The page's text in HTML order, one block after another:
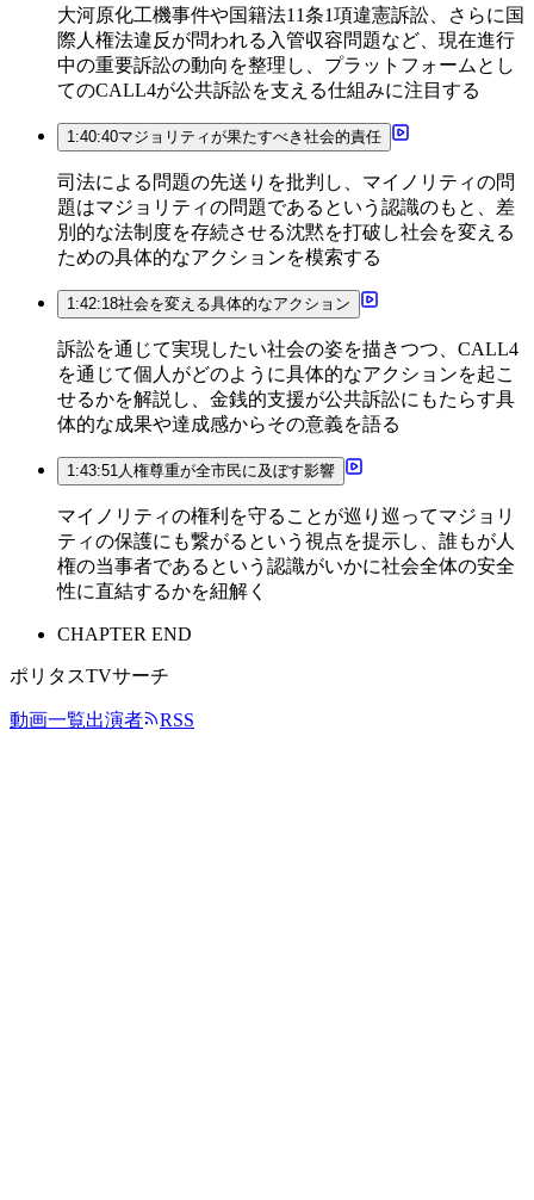
大河原化工機事件や国籍法11条1項違憲訴訟、さらに国
際人権法違反が問われる入管収容問題など、現在進行
中の重要訴訟の動向を整理し、プラットフォームとし
てのCALL4が公共訴訟を支える仕組みに注目する
1:40:40マジョリティが果たすべき社会的責任
司法による問題の先送りを批判し、マイノリティの問
題はマジョリティの問題であるという認識のもと、差
別的な法制度を存続させる沈黙を打破し社会を変える
ための具体的なアクションを模索する
1:42:18社会を変える具体的なアクション
訴訟を通じて実現したい社会の姿を描きつつ、CALL4
を通じて個人がどのように具体的なアクションを起こ
せるかを解説し、金銭的支援が公共訴訟にもたらす具
体的な成果や達成感からその意義を語る
1:43:51人権尊重が全市民に及ぼす影響
マイノリティの権利を守ることが巡り巡ってマジョリ
ティの保護にも繋がるという視点を提示し、誰もが人
権の当事者であるという認識がいかに社会全体の安全
性に直結するかを紐解く
CHAPTER END
ポリタスTVサーチ
動画一覧出演者 RSS